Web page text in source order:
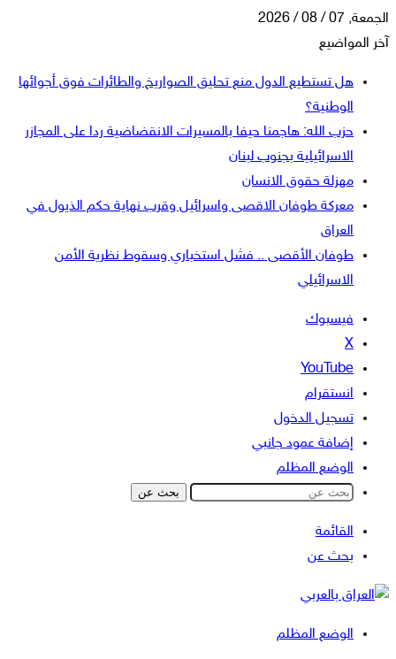
الجمعة, 07 / 08 / 2026
آخر المواضيع
هل تستطيع الدول منع تحليق الصواريخ والطائرات فوق أجوائها
الوطنية؟
حزب الله: هاجمنا حيفا بالمسيرات الانقضاضية ردا على المجازر
الاسرائيلية بجنوب لبنان
مهزلة حقوق الانسان
معركة طوفان الاقصى واسرائيل وقرب نهاية حكم الذيول في
العراق
طوفان الأقصى .. فشل استخباري وسقوط نظرية الأمن
الاسرائيلي
فيسبوك
‫X
‫YouTube
انستقرام
تسجيل الدخول
إضافة عمود جانبي
الوضع المظلم
بحث عن
القائمة
بحث عن
الوضع المظلم